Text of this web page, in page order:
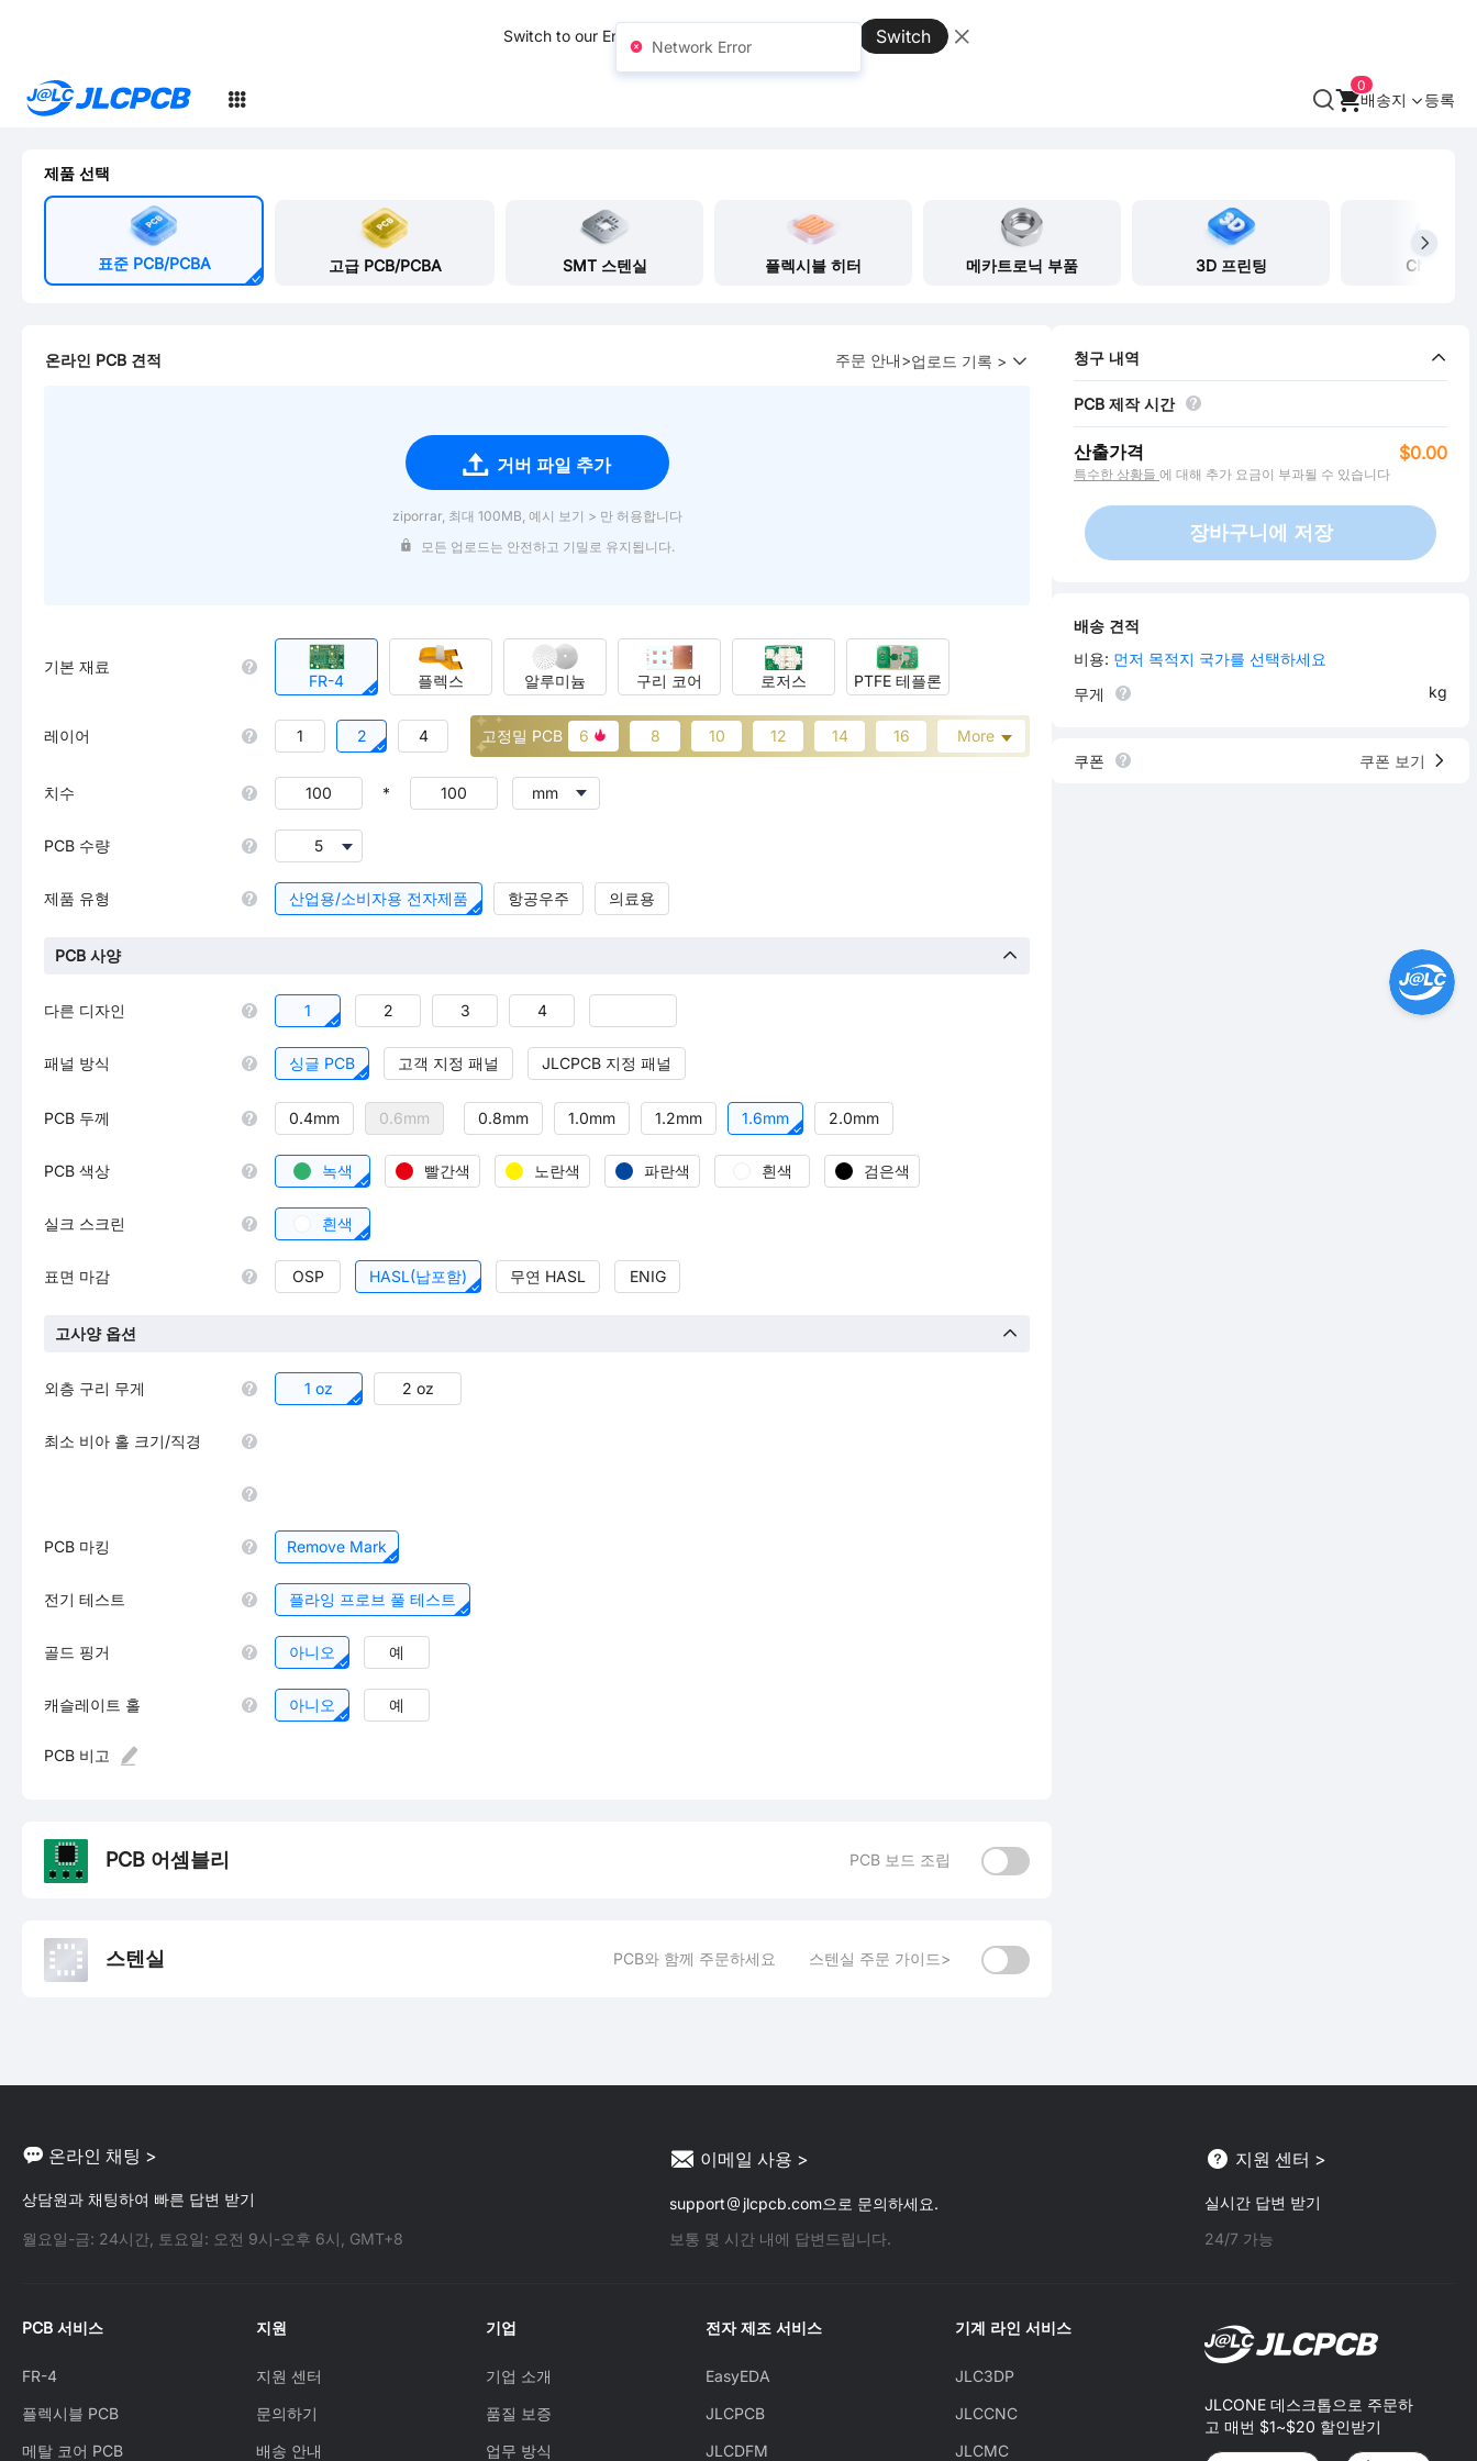
Switch to our English site for better experience → Switch
0
배송지 등록
제품 선택
표준 PCB/PCBA 고급 PCB/PCBA SMT 스텐실 플렉시블 히터 메카트로닉 부품 3D 프린팅 CNC 가공
온라인 PCB 견적 주문 안내>업로드 기록 >
거버 파일 추가
ziporrar, 최대 100MB, 예시 보기 > 만 허용합니다
모든 업로드는 안전하고 기밀로 유지됩니다.
기본 재료
FR-4 플렉스 알루미늄 구리 코어 로저스 PTFE 테플론
레이어 1 2 4 고정밀 PCB 6 8 10 12 14 16
치수 *
PCB 수량 5
제품 유형 산업용/소비자용 전자제품 항공우주 의료용
PCB 사양
다른 디자인 1 2 3 4
패널 방식 싱글 PCB 고객 지정 패널 JLCPCB 지정 패널
PCB 두께 0.4mm 0.6mm 0.8mm 1.0mm 1.2mm 1.6mm 2.0mm
PCB 색상 녹색 빨간색 노란색 파란색 흰색 검은색
실크 스크린 흰색
표면 마감 OSP HASL(납포함) 무연 HASL ENIG
고사양 옵션
외층 구리 무게 1 oz 2 oz
최소 비아 홀 크기/직경
PCB 마킹 Remove Mark
전기 테스트 플라잉 프로브 풀 테스트
골드 핑거 아니오 예
캐슬레이트 홀 아니오 예
PCB 비고
PCB 어셈블리 PCB 보드 조립
스텐실 스텐실 주문 가이드>
PCB와 함께 주문하세요
청구 내역
PCB 제작 시간
산출가격 $0.00
특수한 상황들 에 대해 추가 요금이 부과될 수 있습니다
장바구니에 저장
배송 견적
비용: 먼저 목적지 국가를 선택하세요
무게
kg
쿠폰 쿠폰 보기
온라인 채팅 >
상담원과 채팅하여 빠른 답변 받기
월요일-금: 24시간, 토요일: 오전 9시-오후 6시, GMT+8
이메일 사용 >
support
jlcpcb.com으로 문의하세요.
보통 몇 시간 내에 답변드립니다.
지원 센터 >
실시간 답변 받기
24/7 가능
PCB 서비스
FR-4
플렉시블 PCB
메탈 코어 PCB
지원
지원 센터
문의하기
배송 안내
기업
기업 소개
품질 보증
업무 방식
전자 제조 서비스
EasyEDA
JLCPCB
JLCDFM
기계 라인 서비스
JLC3DP
JLCCNC
JLCMC
JLCONE 데스크톱으로 주문하
고 매번 $1~$20 할인받기
Network Error